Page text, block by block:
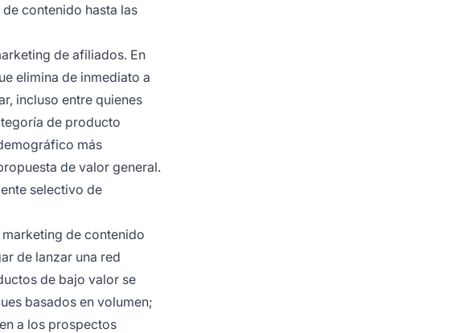
contenido hasta las
de afiliados. En
elimina de inmediato a
incluso entre quienes
de producto
más
de valor general.
selectivo de
de contenido
de lanzar una red
de bajo valor se
basados en volumen;
a los prospectos